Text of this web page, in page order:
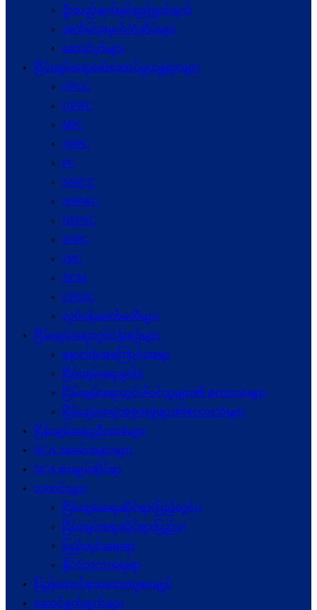
ဦးတည်ချက်နှင့်ရည်ရွယ်ချက်
အထိမ်းအမှတ်တံဆိပ်များ
ဆောင်ပုဒ်များ
ငြိမ်းချမ်းရေးဖော်‌ဆောင်မှုယန္တရားများ
UPCC
UPWC
MPC
NRPC
PC
NSPCC
NSPWC
NSPNC
NSPC
JMC
JICM
UPDJC
လုပ်ငန်းကော်မတီများ
ငြိမ်းချမ်းရေးလုပ်ငန်းစဉ်များ
နောက်ခံအကြောင်းအရာ
ငြိမ်းချမ်းရေးမူဝါဒ
ငြိမ်းချမ်းရေးတွင်ပါဝင်သူများ၏ စကားသံများ
ငြိမ်းချမ်းရေးအစုအဖွဲ့များ၏စကားသံများ
ငြိမ်းချမ်းရေးညီလာခံများ
NCA အခမ်းအနားများ
NCA စာချုပ်ဆိုင်ရာ
သတင်းများ
ငြိမ်းချမ်းရေးဆိုင်ရာ(ပြည်တွင်း)
ငြိမ်းချမ်းရေးဆိုင်ရာ(ပြည်ပ)
ပြည်တွင်းရေးရာ
နိုင်ငံတကာရေးရာ
ပြည်ထောင်စုသဘောတူစာချုပ်
ဆောင်ရွက်ချက်များ